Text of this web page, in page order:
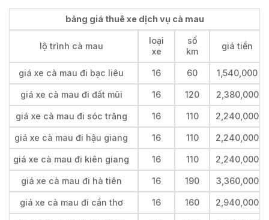
bảng giá thuê xe dịch vụ cà mau
lộ trình cà mau
loại
xe
số
km
giá tiền
giá xe cà mau đi bạc liêu 16 60 1,540,000
giá xe cà mau đi đất mũi 16 120 2,380,000
giá xe cà mau đi sóc trăng 16 110 2,240,000
giá xe cà mau đi hậu giang 16 110 2,240,000
giá xe cà mau đi kiên giang 16 110 2,240,000
giá xe cà mau đi hà tiên 16 190 3,360,000
giá xe cà mau đi cần thơ 16 160 2,940,000